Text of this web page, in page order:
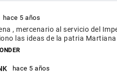
hace 5 años
, mercenario al servicio del
las ideas de la patria
hace 5 años